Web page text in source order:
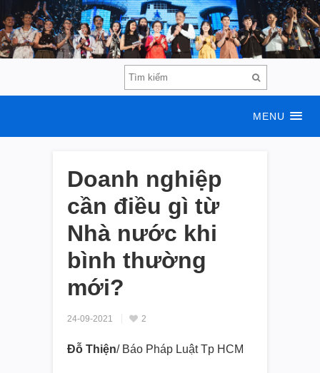
MENU
Doanh nghiệp
cần điều gì từ
Nhà nước khi
bình thường
mới?
24-09-2021 2
Đỗ Thiện/ Báo Pháp Luật Tp HCM